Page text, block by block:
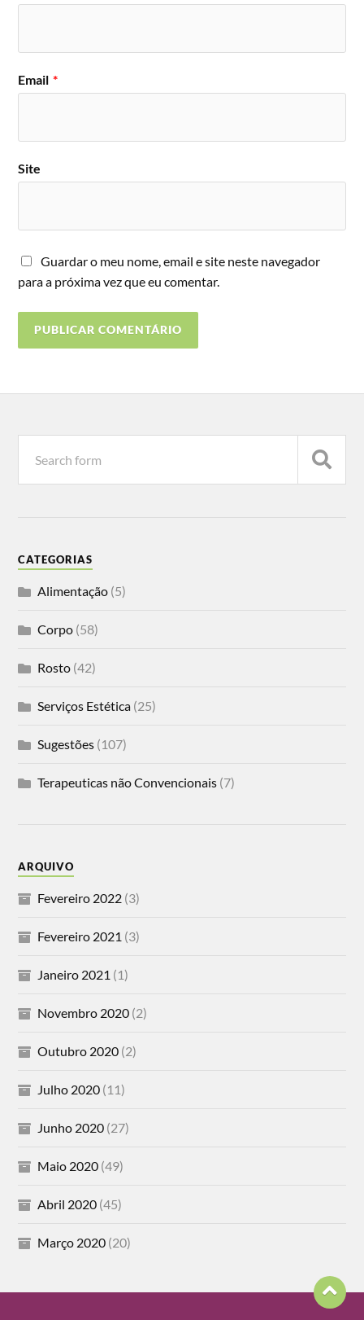
Email *
Site
Guardar o meu nome, email e site neste navegador
para a próxima vez que eu comentar.
CATEGORIAS
Alimentação (5)
Corpo (58)
Rosto (42)
Serviços Estética (25)
Sugestões (107)
Terapeuticas não Convencionais (7)
ARQUIVO
Fevereiro 2022 (3)
Fevereiro 2021 (3)
Janeiro 2021 (1)
Novembro 2020 (2)
Outubro 2020 (2)
Julho 2020 (11)
Junho 2020 (27)
Maio 2020 (49)
Abril 2020 (45)
Março 2020 (20)